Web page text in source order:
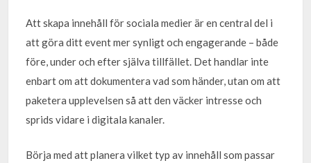
Att skapa innehåll för sociala medier är en central del i
att göra ditt event mer synligt och engagerande – både
före, under och efter själva tillfället. Det handlar inte
enbart om att dokumentera vad som händer, utan om att
paketera upplevelsen så att den väcker intresse och
sprids vidare i digitala kanaler.
Börja med att planera vilket typ av innehåll som passar